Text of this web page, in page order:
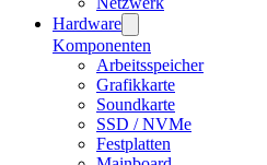
Hardware
Komponenten
Arbeitsspeicher
Grafikkarte
Soundkarte
SSD / NVMe
Festplatten